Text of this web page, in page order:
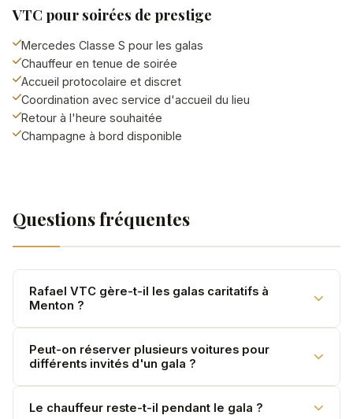
VTC pour soirées de prestige
Mercedes Classe S pour les galas
Chauffeur en tenue de soirée
Accueil protocolaire et discret
Coordination avec service d'accueil du lieu
Retour à l'heure souhaitée
Champagne à bord disponible
Questions fréquentes
Rafael VTC gère-t-il les galas caritatifs à
Menton ?
Oui. Coordination avec l'organisateur, accueil
protocolaire, chauffeur en tenue de soirée.
Peut-on réserver plusieurs voitures pour
différents invités d'un gala ?
Oui. Flotte multi-véhicules coordonnée pour vos invités
Le chauffeur reste-t-il pendant le gala ?